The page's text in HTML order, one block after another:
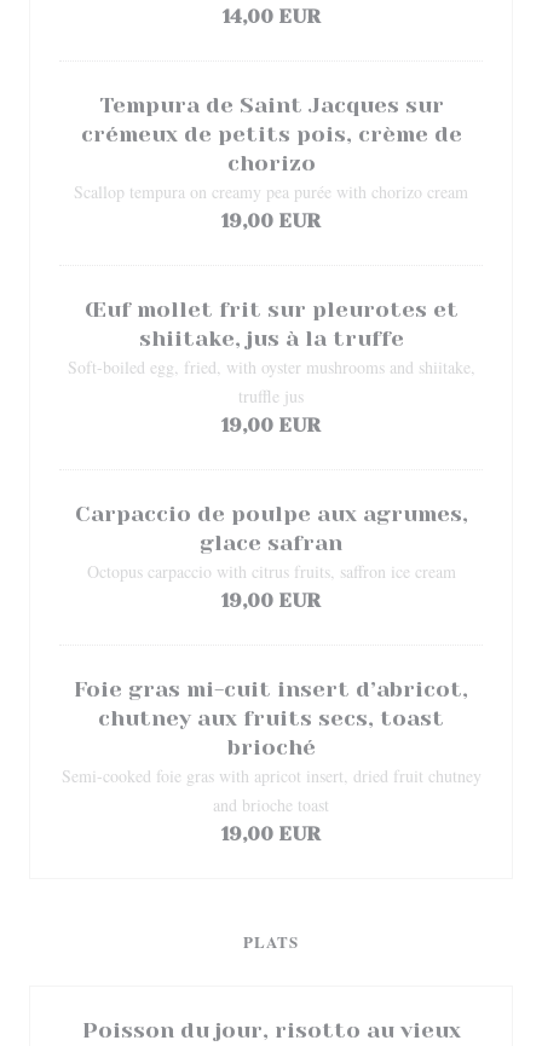
14,00 EUR
Tempura de Saint Jacques sur
crémeux de petits pois, crème de
chorizo
Scallop tempura on creamy pea purée with chorizo cream
19,00 EUR
Œuf mollet frit sur pleurotes et
shiitake, jus à la truffe
Soft-boiled egg, fried, with oyster mushrooms and shiitake,
truffle jus
19,00 EUR
Carpaccio de poulpe aux agrumes,
glace safran
Octopus carpaccio with citrus fruits, saffron ice cream
19,00 EUR
Foie gras mi-cuit insert d’abricot,
chutney aux fruits secs, toast
brioché
Semi-cooked foie gras with apricot insert, dried fruit chutney
and brioche toast
19,00 EUR
PLATS
Poisson du jour, risotto au vieux